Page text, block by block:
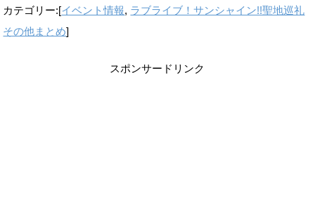
カテゴリー:[イベント情報, ラブライブ！サンシャイン!!聖地巡礼
その他まとめ]
スポンサードリンク